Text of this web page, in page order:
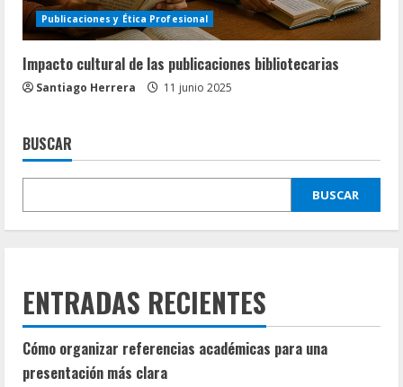
Publicaciones y Ética Profesional
Impacto cultural de las publicaciones bibliotecarias
Santiago Herrera 11 junio 2025
BUSCAR
BUSCAR
ENTRADAS RECIENTES
Cómo organizar referencias académicas para una
presentación más clara